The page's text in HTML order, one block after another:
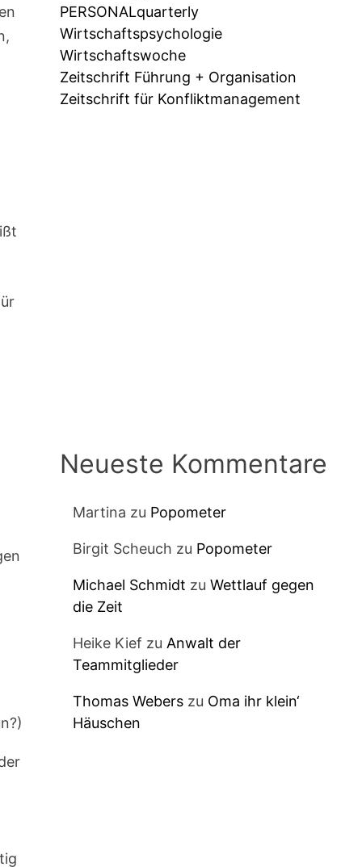
PERSONALquarterly
Wirtschaftspsychologie
Wirtschaftswoche
Zeitschrift Führung + Organisation
Zeitschrift für Konfliktmanagement
Neueste Kommentare
Martina zu Popometer
Birgit Scheuch zu Popometer
Michael Schmidt zu Wettlauf gegen
die Zeit
Heike Kief zu Anwalt der
Teammitglieder
Thomas Weberszu Oma ihr klein‘
Häuschen